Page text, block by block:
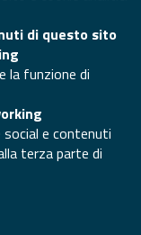
di Caserta
di questo sito
la funzione di
social e contenuti
terza parte di